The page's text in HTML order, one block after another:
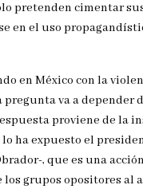
pretenden cimentar
en el uso
en México con la
pregunta va a depender
proviene de la
lo ha expuesto el
, que es una
los grupos opositores al